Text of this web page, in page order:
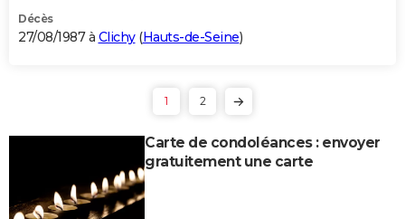
Décès
27/08/1987 à Clichy(Hauts-de-Seine)
1 2
Carte de condoléances : envoyer
gratuitement une carte